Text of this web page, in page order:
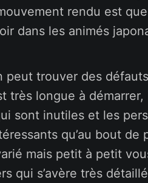
rendu est
dans les animés
peut trouver des
très longue à
sont inutiles et les
qu’au bout de
mais petit à petit
qui s’avère très